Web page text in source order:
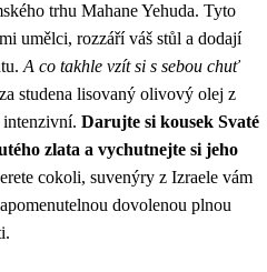
trhu Mahane Yehuda. Tyto
umělci, rozzáří váš stůl a dodají
A co takhle vzít si s sebou chuť
studena lisovaný olivový olej z
Darujte si kousek Svaté
zlata a vychutnejte si jeho
cokoli, suvenýry z Izraele vám
dovolenou plnou